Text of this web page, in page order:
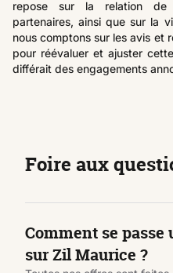
repose sur la relation de
partenaires, ainsi que sur la
nous comptons sur les avis et
pour réévaluer et ajuster
différait des engagements
Foire aux
Comment se passe
sur Zil Maurice ?